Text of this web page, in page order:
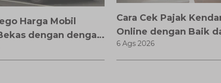
Harga Mobil
dengan dengan
Anti Rugi!
Cara Cek Pajak
Online dengan Baik
6 Ags 2026